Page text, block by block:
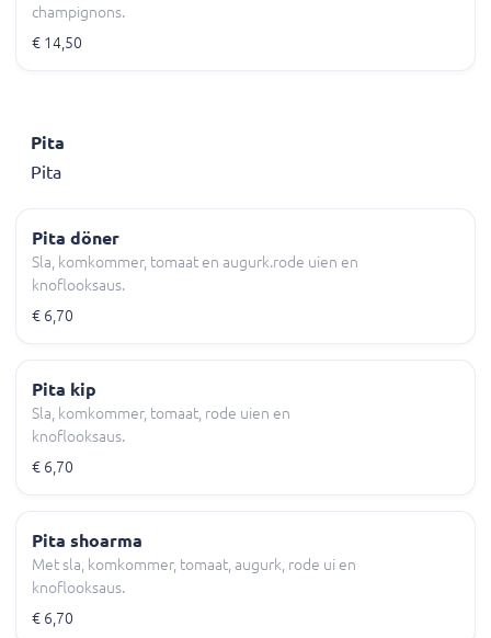
champignons.
€ 14,50
Pita
Pita
Pita döner
Sla, komkommer, tomaat en augurk.rode uien en
knoflooksaus.
€ 6,70
Pita kip
Sla, komkommer, tomaat, rode uien en
knoflooksaus.
€ 6,70
Pita shoarma
Met sla, komkommer, tomaat, augurk, rode ui en
knoflooksaus.
€ 6,70